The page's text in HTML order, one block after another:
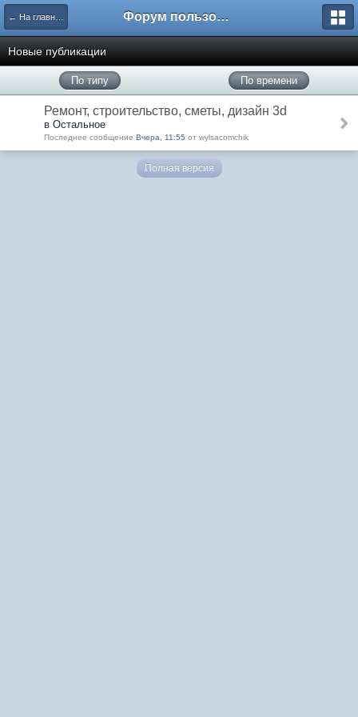
← На главную Форум пользователей ООО "Климовская сеть"
Новые публикации
По типу По времени
Ремонт, строительство, сметы, дизайн 3d
в Остальное
Последнее сообщение Вчера, 11:55 от wylsacomchik
Полная версия